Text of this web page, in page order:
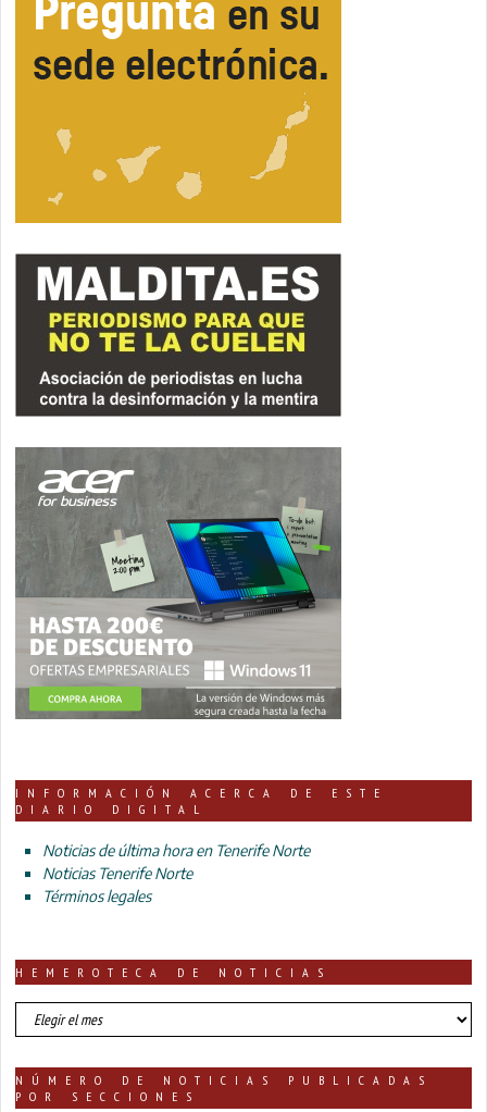
INFORMACIÓN ACERCA DE ESTE
DIARIO DIGITAL
Noticias de última hora en Tenerife Norte
Noticias Tenerife Norte
Términos legales
HEMEROTECA DE NOTICIAS
HEMEROTECA
DE
NÚMERO DE NOTICIAS PUBLICADAS
POR SECCIONES